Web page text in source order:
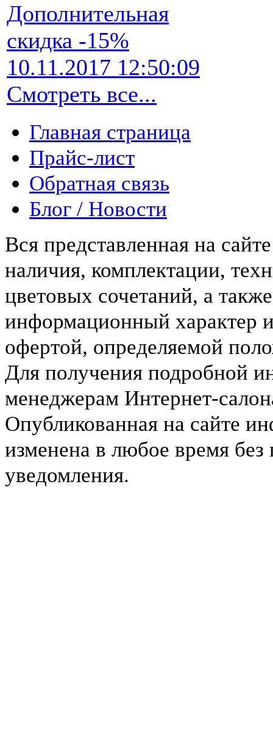
Дополнительная
скидка -15%
10.11.2017 12:50:09
Смотреть все...
Главная страница
Прайс-лист
Обратная связь
Блог / Новости
Вся представленная на
наличия, комплектации,
цветовых сочетаний, а
информационный характер
офертой, определяемой
Для получения подробной
менеджерам Интернет-
Опубликованная на сайте
изменена в любое время без
уведомления.